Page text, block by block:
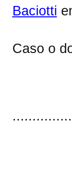
Baciotti
Caso o